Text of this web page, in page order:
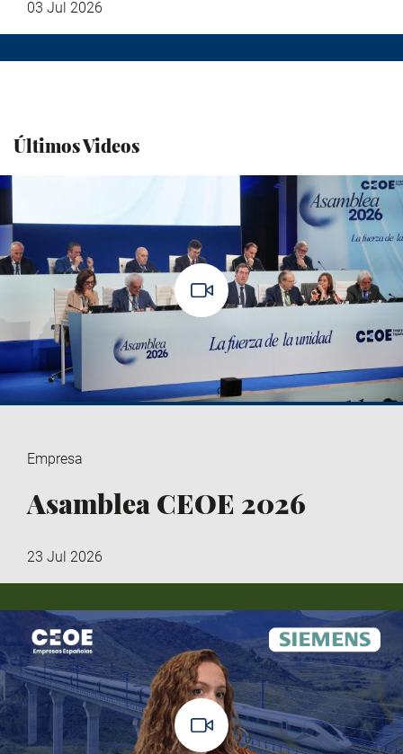
03 Jul 2026
Últimos Videos
Empresa
Asamblea CEOE 2026
23 Jul 2026